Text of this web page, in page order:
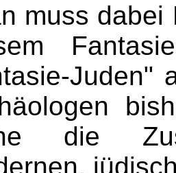
muss dabei
Juden"
die